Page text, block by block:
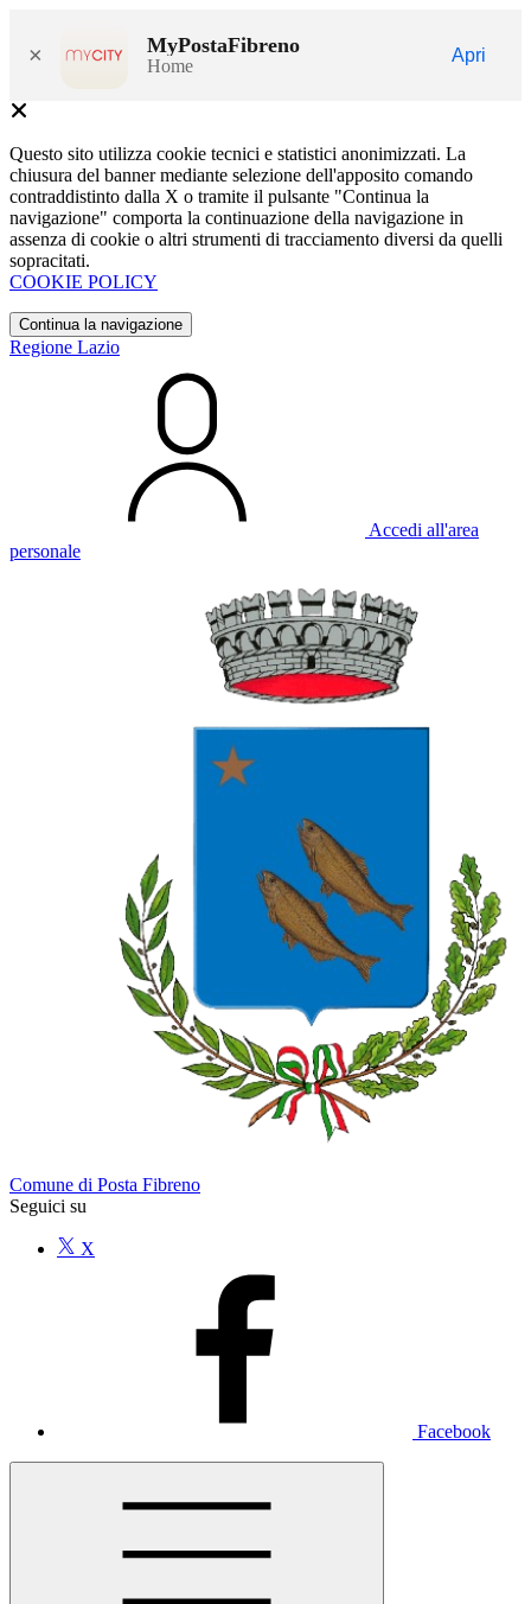
× MyPostaFibreno
Home
Apri
Questo sito utilizza cookie tecnici e statistici anonimizzati. La
chiusura del banner mediante selezione dell'apposito comando
contraddistinto dalla X o tramite il pulsante "Continua la
navigazione" comporta la continuazione della navigazione in
assenza di cookie o altri strumenti di tracciamento diversi da quelli
sopracitati.
COOKIE POLICY
Continua la navigazione
Regione Lazio
Accedi all'area
personale
Comune di Posta Fibreno
Seguici su
X
Facebook